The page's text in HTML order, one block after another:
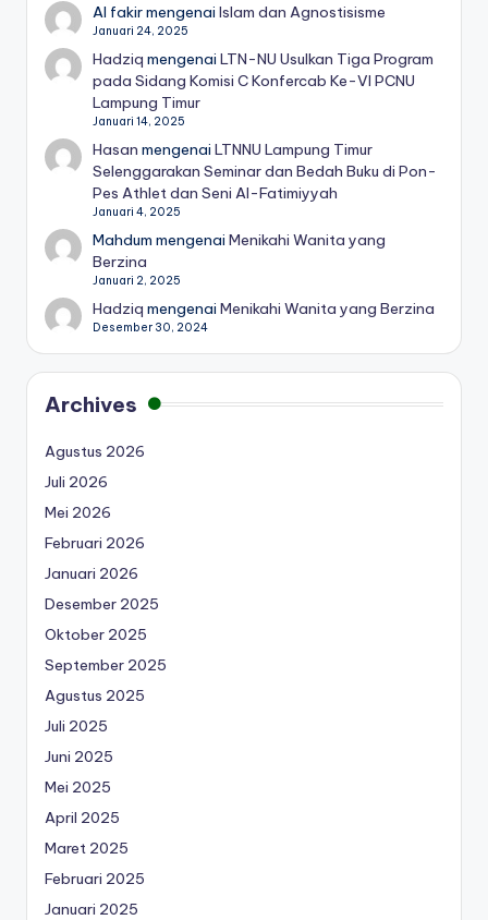
Al fakirmengenaiIslam dan Agnostisisme
Januari 24, 2025
Hadziq mengenaiLTN-NU Usulkan Tiga Program
pada Sidang Komisi C Konfercab Ke-VI PCNU
Lampung Timur
Januari 14, 2025
Hasan mengenaiLTNNU Lampung Timur
Selenggarakan Seminar dan Bedah Buku di Pon-
Pes Athlet dan Seni Al-Fatimiyyah
Januari 4, 2025
Mahdum mengenaiMenikahi Wanita yang
Berzina
Januari 2, 2025
Hadziq mengenaiMenikahi Wanita yang Berzina
Desember 30, 2024
Archives
Agustus 2026
Juli 2026
Mei 2026
Februari 2026
Januari 2026
Desember 2025
Oktober 2025
September 2025
Agustus 2025
Juli 2025
Juni 2025
Mei 2025
April 2025
Maret 2025
Februari 2025
Januari 2025